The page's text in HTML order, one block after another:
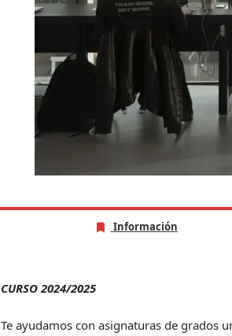
Información
CURSO 2024/2025
Te ayudamos con asignaturas de grados